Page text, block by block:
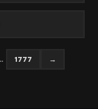
1777
→